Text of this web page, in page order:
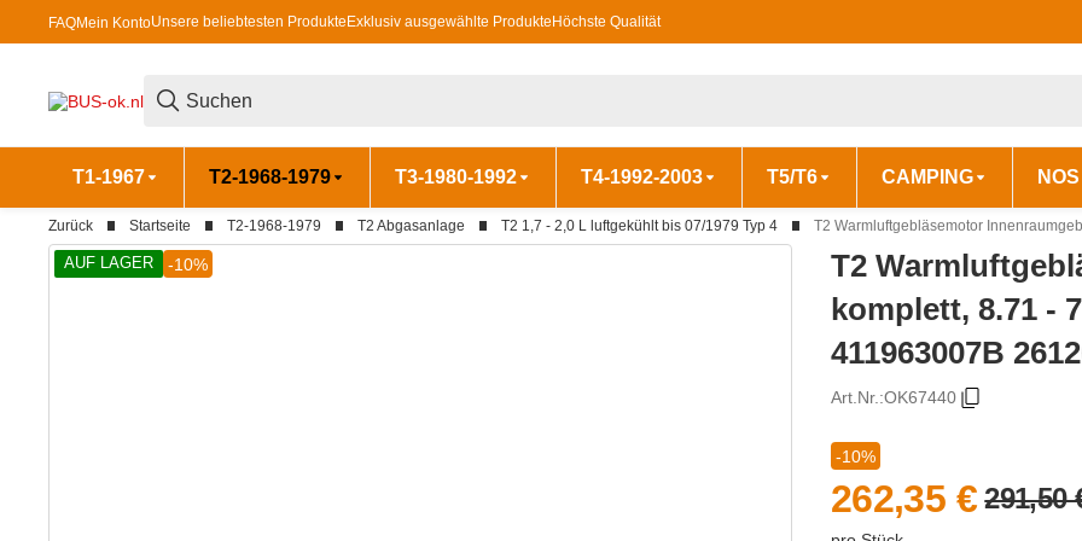
FAQMein KontoUnsere beliebtesten Produkte Exklusiv ausgewählte Produkte Höchste Qualität
T1-1967 T2-1968-1979 T3-1980-1992 T4-1992-2003 T5/T6 CAMPING NOS
Zurück Startseite T2-1968-1979 T2 Abgasanlage T2 1,7 - 2,0 L luftgekühlt bis 07/1979 Typ 4 T2 Warmluftgebläsemotor
AUF LAGER -10%
T2
komplett, 8.71 -
411963007B
Art.Nr.:OK67440
-10%
262,35 € 291,50